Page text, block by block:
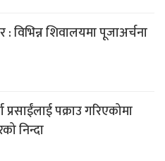
: विभिन्न शिवालयमा पूजाअर्चना
प्रसाईंलाई पक्राउ गरिएकोमा
निन्दा